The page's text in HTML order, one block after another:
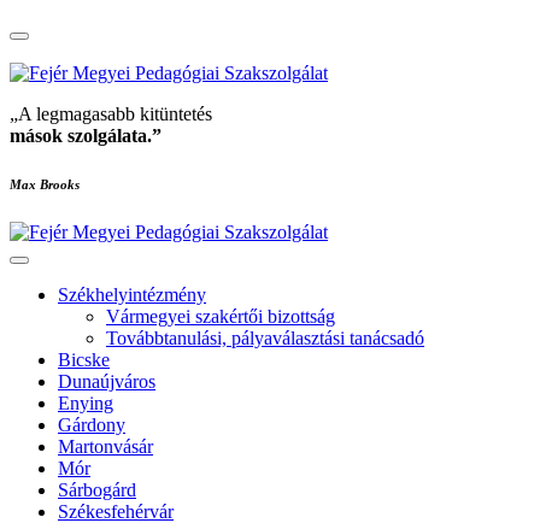
„A legmagasabb kitüntetés
mások szolgálata.”
Max Brooks
Székhelyintézmény
Vármegyei szakértői bizottság
Továbbtanulási, pályaválasztási tanácsadó
Bicske
Dunaújváros
Enying
Gárdony
Martonvásár
Mór
Sárbogárd
Székesfehérvár